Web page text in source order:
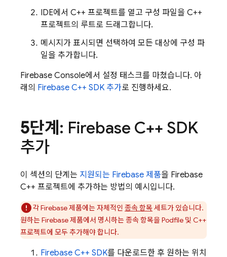
IDE에서 C++ 프로젝트를 열고 구성 파일을 C++
프로젝트의 루트로 드래그합니다.
메시지가 표시되면 선택하여 모든 대상에 구성 파
일을 추가합니다.
Firebase Console에서 설정 태스크를 마쳤습니다. 아
래의 Firebase C++ SDK 추가로 진행하세요.
5단계 : Firebase C++ SDK
추가
이 섹션의 단계는 지원되는 Firebase 제품을 Firebase
C++ 프로젝트에 추가하는 방법의 예시입니다.
각 Firebase 제품에는 자체적인 종속 항목세트가 있습니다.
원하는 Firebase 제품에서 명시하는 종속 항목을 Podfile 및 C++
프로젝트에 모두 추가해야 합니다.
Firebase C++ SDK를 다운로드한 후 원하는 위치